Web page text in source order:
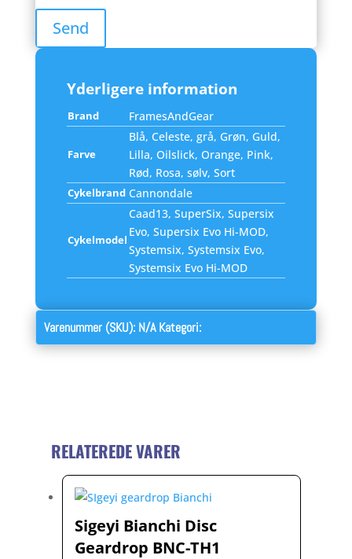
Yderligere information
Brand FramesAndGear
Farve
Blå, Celeste, grå, Grøn, Guld,
Lilla, Oilslick, Orange, Pink,
Rød, Rosa, sølv, Sort
Cykelbrand Cannondale
Cykelmodel
Caad13, SuperSix, Supersix
Evo, Supersix Evo Hi-MOD,
Systemsix, Systemsix Evo,
Systemsix Evo Hi-MOD
Varenummer (SKU): N/A Kategori:
RELATEREDE VARER
Sigeyi Bianchi Disc
Geardrop BNC-TH1